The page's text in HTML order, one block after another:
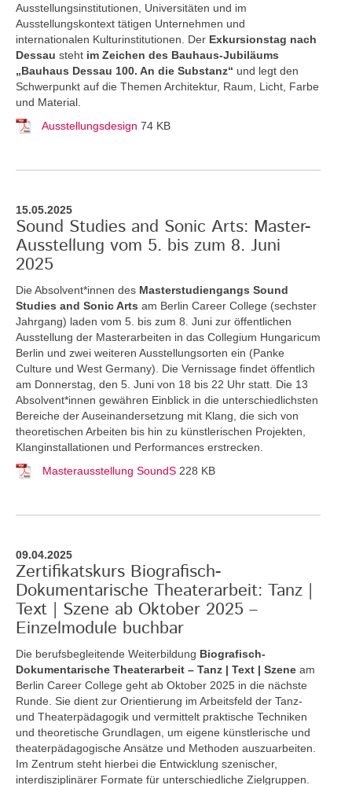
Ausstellungsinstitutionen, Universitäten und im
Ausstellungskontext tätigen Unternehmen und
internationalen Kulturinstitutionen. Der Exkursionstag nach
Dessau steht im Zeichen des Bauhaus-Jubiläums
„Bauhaus Dessau 100. An die Substanz“ und legt den
Schwerpunkt auf die Themen Architektur, Raum, Licht, Farbe
und Material.
Ausstellungsdesign 74 KB
15.05.2025
Sound Studies and Sonic Arts: Master-
Ausstellung vom 5. bis zum 8. Juni
2025
Die Absolvent*innen des Masterstudiengangs Sound
Studies and Sonic Arts am Berlin Career College (sechster
Jahrgang) laden vom 5. bis zum 8. Juni zur öffentlichen
Ausstellung der Masterarbeiten in das Collegium Hungaricum
Berlin und zwei weiteren Ausstellungsorten ein (Panke
Culture und West Germany). Die Vernissage findet öffentlich
am Donnerstag, den 5. Juni von 18 bis 22 Uhr statt. Die 13
Absolvent*innen gewähren Einblick in die unterschiedlichsten
Bereiche der Auseinandersetzung mit Klang, die sich von
theoretischen Arbeiten bis hin zu künstlerischen Projekten,
Klanginstallationen und Performances erstrecken.
Masterausstellung SoundS 228 KB
09.04.2025
Zertifikatskurs Biografisch-
Dokumentarische Theaterarbeit: Tanz |
Text | Szene ab Oktober 2025 –
Einzelmodule buchbar
Die berufsbegleitende Weiterbildung Biografisch-
Dokumentarische Theaterarbeit – Tanz | Text | Szene am
Berlin Career College geht ab Oktober 2025 in die nächste
Runde. Sie dient zur Orientierung im Arbeitsfeld der Tanz-
und Theaterpädagogik und vermittelt praktische Techniken
und theoretische Grundlagen, um eigene künstlerische und
theaterpädagogische Ansätze und Methoden auszuarbeiten.
Im Zentrum steht hierbei die Entwicklung szenischer,
interdisziplinärer Formate für unterschiedliche Zielgruppen.